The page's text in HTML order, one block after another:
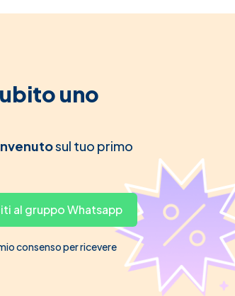
uno
sul tuo primo
al gruppo Whatsapp
consenso per ricevere